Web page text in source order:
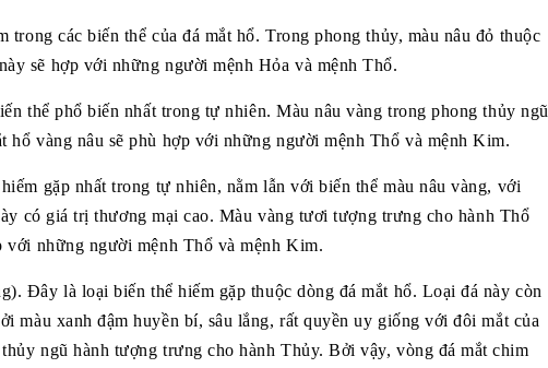
trong các biến thể của đá mắt hổ. Trong phong thủy, màu nâu đỏ thuộc
sẽ hợp với những người mệnh Hỏa và mệnh Thổ.
thể phổ biến nhất trong tự nhiên. Màu nâu vàng trong phong thủy ngũ
hổ vàng nâu sẽ phù hợp với những người mệnh Thổ và mệnh Kim.
gặp nhất trong tự nhiên, nằm lẫn với biến thể màu nâu vàng, với
có giá trị thương mại cao. Màu vàng tươi tượng trưng cho hành Thổ
với những người mệnh Thổ và mệnh Kim.
. Đây là loại biến thể hiếm gặp thuộc dòng đá mắt hổ. Loại đá này còn
màu xanh đậm huyền bí, sâu lắng, rất quyền uy giống với đôi mắt của
ngũ hành tượng trưng cho hành Thủy. Bởi vậy, vòng đá mắt chim